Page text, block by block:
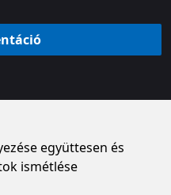
együttesen és
ismétlése